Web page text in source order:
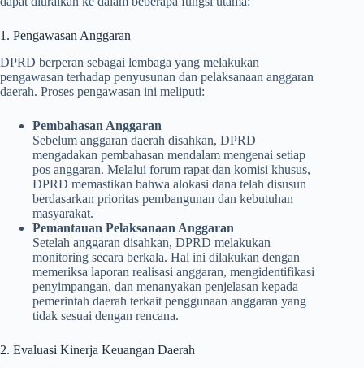
1. Pengawasan Anggaran
DPRD berperan sebagai lembaga yang melakukan
pengawasan terhadap penyusunan dan pelaksanaan anggaran
daerah. Proses pengawasan ini meliputi:
Pembahasan Anggaran
Sebelum anggaran daerah disahkan, DPRD
mengadakan pembahasan mendalam mengenai setiap
pos anggaran. Melalui forum rapat dan komisi khusus,
DPRD memastikan bahwa alokasi dana telah disusun
berdasarkan prioritas pembangunan dan kebutuhan
masyarakat.
Pemantauan Pelaksanaan Anggaran
Setelah anggaran disahkan, DPRD melakukan
monitoring secara berkala. Hal ini dilakukan dengan
memeriksa laporan realisasi anggaran, mengidentifikasi
penyimpangan, dan menanyakan penjelasan kepada
pemerintah daerah terkait penggunaan anggaran yang
tidak sesuai dengan rencana.
2. Evaluasi Kinerja Keuangan Daerah